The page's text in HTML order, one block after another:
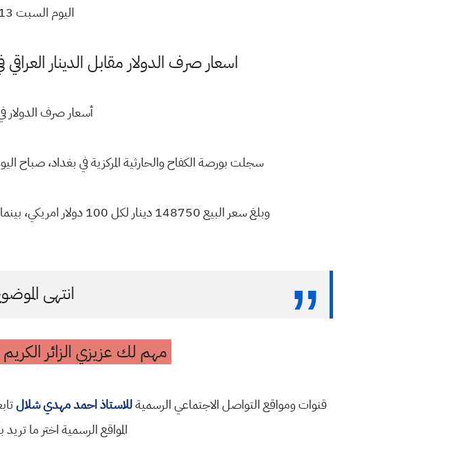
اليوم السبت 13 - 11 - 2021
اسعار صرف الدولار مقابل الدينار
أسعار صرف الدولار
سجلت بورصة الكفاح والحارثية المركزية في بغداد، صباح اليوم السبت 148300 دينار عراقي مقابل
وبلغ سعر البيع 148750 دينار لكل 100 دولار امريكي، بينما بلغت أسعار الشراء 147750 دينار لكل 100 دولار امريكي.
انتهى
مهم لك عزيزي الزائر
قنوات ومواقع التواصل الاجتماعي الرسميةللاستاذ احمد مهدي شلال
المواقع الرسمية اختر ما